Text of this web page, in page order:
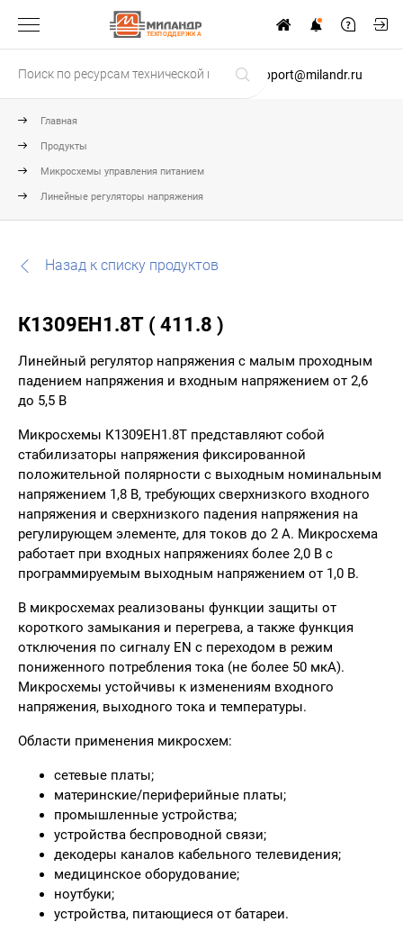
ТЕХПОДДЕРЖКА
support@milandr.ru
Главная
Продукты
Микросхемы управления питанием
Линейные регуляторы напряжения
Назад к списку продуктов
К1309ЕН1.8Т ( 411.8 )
Линейный регулятор напряжения с малым проходным
падением напряжения и входным напряжением от 2,6
до 5,5 В
Микросхемы К1309ЕН1.8Т представляют собой
стабилизаторы напряжения фиксированной
положительной полярности с выходным номинальным
напряжением 1,8 В, требующих сверхнизкого входного
напряжения и сверхнизкого падения напряжения на
регулирующем элементе, для токов до 2 А. Микросхема
работает при входных напряжениях более 2,0 В с
программируемым выходным напряжением от 1,0 В.
В микросхемах реализованы функции защиты от
короткого замыкания и перегрева, а также функция
отключения по сигналу EN с переходом в режим
пониженного потребления тока (не более 50 мкА).
Микросхемы устойчивы к изменениям входного
напряжения, выходного тока и температуры.
Области применения микросхем:
сетевые платы;
материнские/периферийные платы;
промышленные устройства;
устройства беспроводной связи;
декодеры каналов кабельного телевидения;
медицинское оборудование;
ноутбуки;
устройства, питающиеся от батареи.